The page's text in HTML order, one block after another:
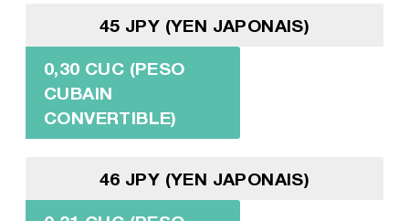
45 JPY (YEN JAPONAIS)
0,30 CUC (PESO
CUBAIN
CONVERTIBLE)
46 JPY (YEN JAPONAIS)